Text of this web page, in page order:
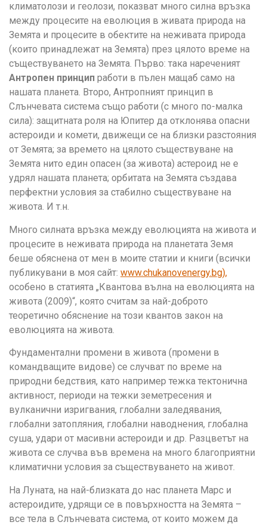
климатолози и геолози, показват много силна връзка
между процесите на еволюция в живата природа на
Земята и процесите в обектите на неживата природа
(които принадлежат на Земята) през цялото време на
съществуването на Земята. Първо: така нареченият
Антропен принцип работи в пълен мащаб само на
нашата планета. Второ, Антропният принцип в
Слънчевата система също работи (с много по-малка
сила): защитната роля на Юпитер да отклонява опасни
астероиди и комети, движещи се на близки разстояния
от Земята; за времето на цялото съществуване на
Земята нито един опасен (за живота) астероид не е
удрял нашата планета; орбитата на Земята създава
перфектни условия за стабилно съществуване на
живота. И т.н.
Много силната връзка между еволюцията на живота и
процесите в неживата природа на планетата Земя
беше обяснена от мен в моите статии и книги (всички
публикувани в моя сайт: www.chukanovenergy.bg),
особено в статията „Квантова вълна на еволюцията на
живота (2009)“, която считам за най-доброто
теоретично обяснение на този квантов закон на
еволюцията на живота.
Фундаментални промени в живота (промени в
командващите видове) се случват по време на
природни бедствия, като например тежка тектонична
активност, периоди на тежки земетресения и
вулканични изригвания, глобални заледявания,
глобални затопляния, глобални наводнения, глобална
суша, удари от масивни астероиди и др. Разцветът на
живота се случва във времена на много благоприятни
климатични условия за съществуването на живот.
На Луната, на най-близката до нас планета Марс и
астероидите, удрящи се в повърхността на Земята –
все тела в Слънчевата система, от които можем да